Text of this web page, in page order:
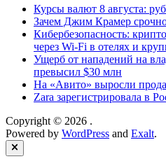
Курсы валют 8 августа:
Зачем Джим Крамер
Кибербезопасность:
через Wi-Fi в отелях и
Ущерб от нападений на
превысил $30 млн
На «Авито» выросли
Zara зарегистрировала в
Copyright © 2026 .
Powered by WordPress and Exalt.
Close